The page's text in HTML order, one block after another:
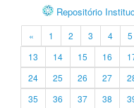
Repositório
« 1 2 3 4 5
13
14 15 16
24
25 26 27
35
36 37 38